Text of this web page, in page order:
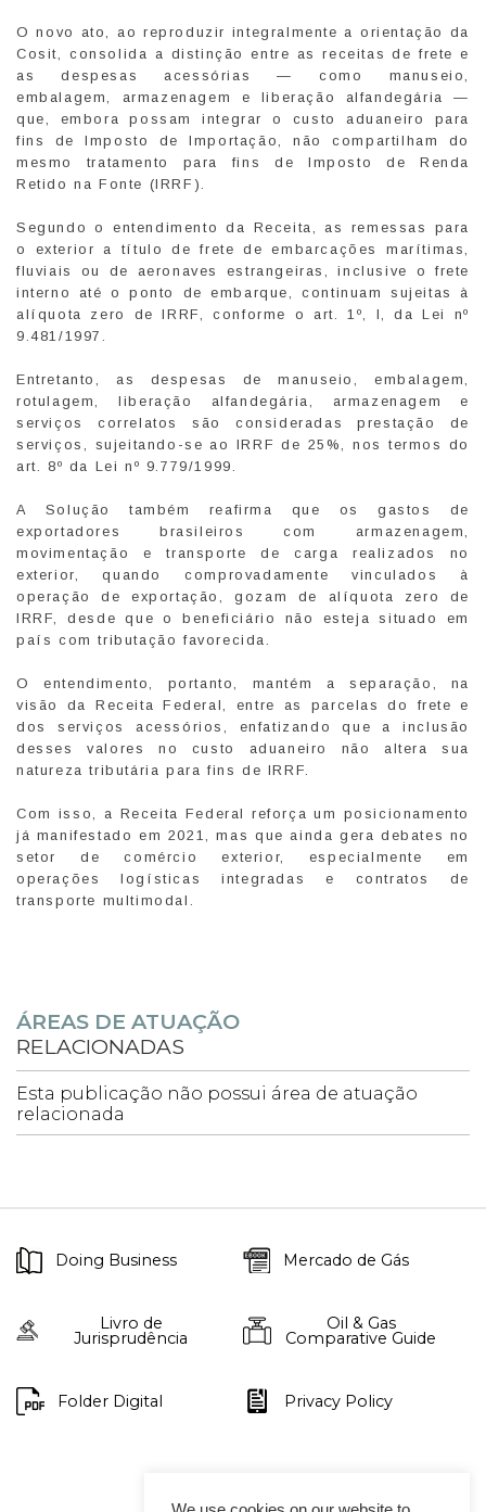
O novo ato, ao reproduzir integralmente a orientação da
Cosit, consolida a distinção entre as receitas de frete e
as despesas acessórias — como manuseio,
embalagem, armazenagem e liberação alfandegária —
que, embora possam integrar o custo aduaneiro para
fins de Imposto de Importação, não compartilham do
mesmo tratamento para fins de Imposto de Renda
Retido na Fonte (IRRF).
Segundo o entendimento da Receita, as remessas para
o exterior a título de frete de embarcações marítimas,
fluviais ou de aeronaves estrangeiras, inclusive o frete
interno até o ponto de embarque, continuam sujeitas à
alíquota zero de IRRF, conforme o art. 1º, I, da Lei nº
9.481/1997.
Entretanto, as despesas de manuseio, embalagem,
rotulagem, liberação alfandegária, armazenagem e
serviços correlatos são consideradas prestação de
serviços, sujeitando-se ao IRRF de 25%, nos termos do
art. 8º da Lei nº 9.779/1999.
A Solução também reafirma que os gastos de
exportadores brasileiros com armazenagem,
movimentação e transporte de carga realizados no
exterior, quando comprovadamente vinculados à
operação de exportação, gozam de alíquota zero de
IRRF, desde que o beneficiário não esteja situado em
país com tributação favorecida.
O entendimento, portanto, mantém a separação, na
visão da Receita Federal, entre as parcelas do frete e
dos serviços acessórios, enfatizando que a inclusão
desses valores no custo aduaneiro não altera sua
natureza tributária para fins de IRRF.
Com isso, a Receita Federal reforça um posicionamento
já manifestado em 2021, mas que ainda gera debates no
setor de comércio exterior, especialmente em
operações logísticas integradas e contratos de
transporte multimodal.
ÁREAS DE ATUAÇÃO
RELACIONADAS
Esta publicação não possui área de atuação
relacionada
Doing Business Mercado de Gás
Livro de
Jurisprudência
Oil & Gas
Comparative Guide
Folder Digital Privacy Policy